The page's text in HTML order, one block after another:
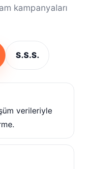
kampanyaları
S.S.S.
verileriyle